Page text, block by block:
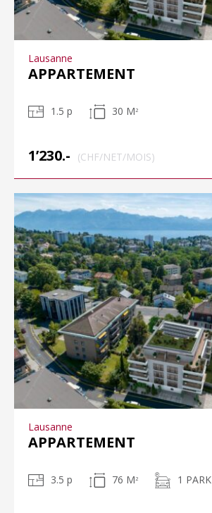
Lausanne
APPARTEMENT
1.5 p 30 M 2
1’230.- (CHF/NET/MOIS)
Lausanne
APPARTEMENT
3.5 p 76 M 2 1 PARK